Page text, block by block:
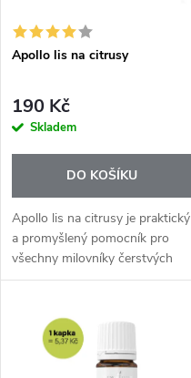
í
p
r
o
d
u
s
p
r
d
u
Apollo lis na citrusy
190 Kč
Skladem
DO KOŠÍKU
Apollo lis na citrusy je praktický
a promyšlený pomocník pro
všechny milovníky čerstvých
citrusových šťáv a zdravého
a variabilnímu použití si...